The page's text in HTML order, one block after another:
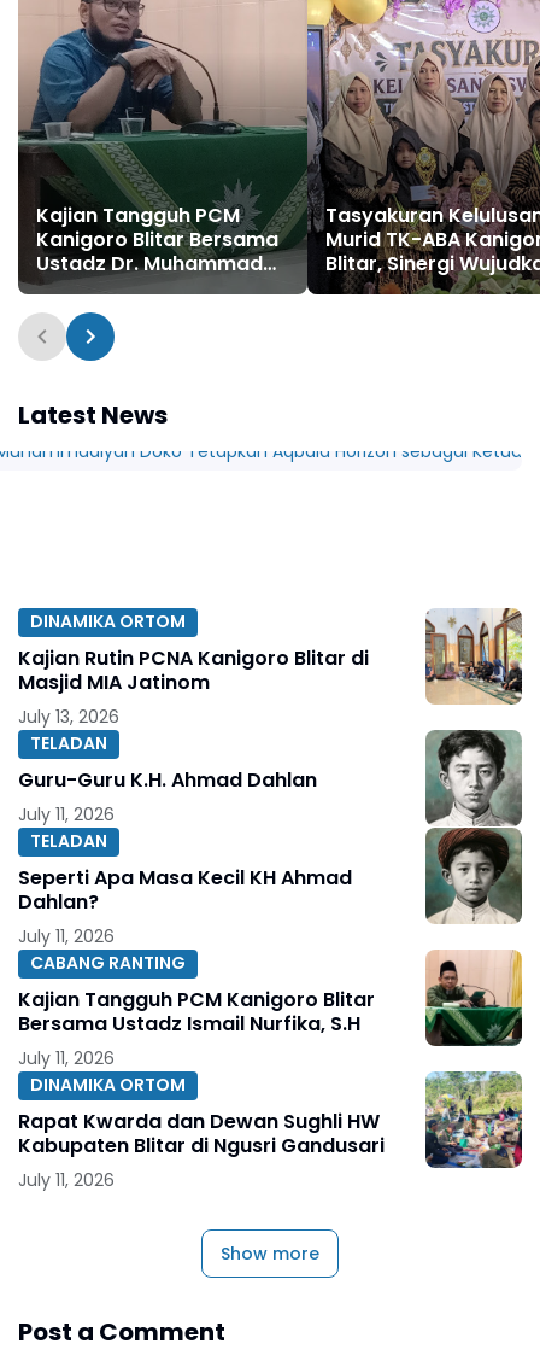
Kajian Tangguh PCM
Kanigoro Blitar Bersama
Ustadz Dr. Muhammad
Nur Alam Fajar Syam,
S.Pd.I., M.Pd.
Tasyakuran
Murid TK-ABA
Blitar, Sinergi
Generasi Berkarakter
Latest News
DINAMIKA ORTOM
Kajian Rutin PCNA Kanigoro Blitar di
Masjid MIA Jatinom
July 13, 2026
TELADAN
Guru-Guru K.H. Ahmad Dahlan
July 11, 2026
TELADAN
Seperti Apa Masa Kecil KH Ahmad
Dahlan?
July 11, 2026
CABANG RANTING
Kajian Tangguh PCM Kanigoro Blitar
Bersama Ustadz Ismail Nurfika, S.H
July 11, 2026
DINAMIKA ORTOM
Rapat Kwarda dan Dewan Sughli HW
Kabupaten Blitar di Ngusri Gandusari
July 11, 2026
Show more
Post a Comment